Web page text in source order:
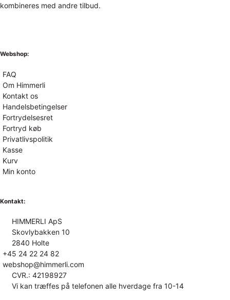
kombineres med andre tilbud.
Webshop:
FAQ
Om Himmerli
Kontakt os
Handelsbetingelser
Fortrydelsesret
Fortryd køb
Privatlivspolitik
Kasse
Kurv
Min konto
Kontakt:
HIMMERLI ApS
Skovlybakken 10
2840 Holte
+45 24 22 24 82
webshop@himmerli.com
CVR.: 42198927
Vi kan træffes på telefonen alle hverdage fra 10-14